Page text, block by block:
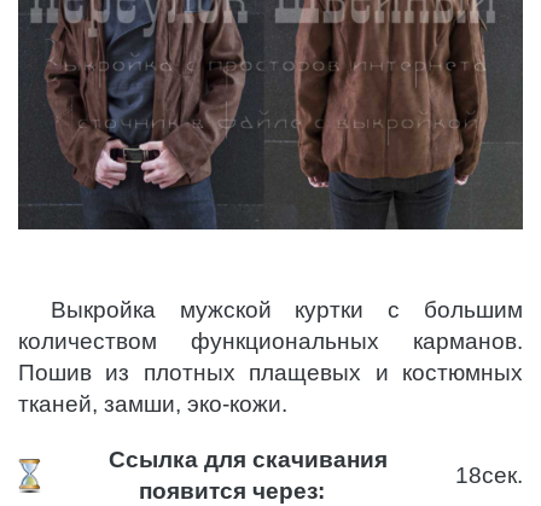
Выкройка мужской куртки с большим
количеством функциональных карманов.
Пошив из плотных плащевых и костюмных
тканей, замши, эко-кожи.
Ссылка для скачивания
появится через:
17сек.